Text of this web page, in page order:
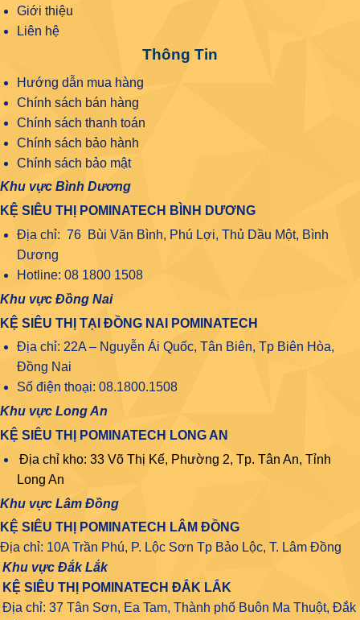
Giới thiệu
Liên hệ
Thông Tin
Hướng dẫn mua hàng
Chính sách bán hàng
Chính sách thanh toán
Chính sách bảo hành
Chính sách bảo mật
Khu vực Bình Dương
KỆ SIÊU THỊ POMINATECH BÌNH DƯƠNG
Địa chỉ: 76 Bùi Văn Bình, Phú Lợi, Thủ Dầu Một, Bình
Dương
Hotline: 08 1800 1508
Khu vực Đồng Nai
KỆ SIÊU THỊ TẠI ĐỒNG NAI POMINATECH
Địa chỉ: 22A – Nguyễn Ái Quốc, Tân Biên, Tp Biên Hòa,
Đồng Nai
Số điện thoại: 08.1800.1508
Khu vực Long An
KỆ SIÊU THỊ POMINATECH LONG AN
Địa chỉ kho: 33 Võ Thị Kế, Phường 2, Tp. Tân An, Tỉnh
Long An
Khu vực Lâm Đồng
KỆ SIÊU THỊ POMINATECH LÂM ĐỒNG
Địa chỉ: 10A Trần Phú, P. Lộc Sơn Tp Bảo Lộc, T. Lâm Đồng
Khu vực Đắk Lắk
KỆ SIÊU THỊ POMINATECH ĐẮK LẮK
Địa chỉ: 37 Tân Sơn, Ea Tam, Thành phố Buôn Ma Thuột, Đắk